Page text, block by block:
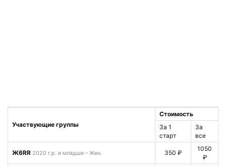
Участвующие группы
Стоимость
За 1
старт
За
все
Ж6RR 2020 г.р. и младше – Жен. 350 ₽
1050
₽